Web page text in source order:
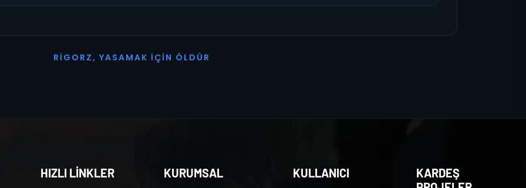
R I G O R Z, YASAMAK İ ÇI N Ö L D Ü R
HIZLI LİNKLER KURUMSAL KULLANICI
KARDEŞ